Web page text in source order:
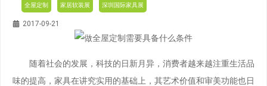
全屋定制 家居软装展 深圳国际家具展
2017-09-21
随着社会的发展，科技的日新月异，消费者越来越注重生活品
味的提高，家具在讲究实用的基础上，其艺术价值和审美功能也日